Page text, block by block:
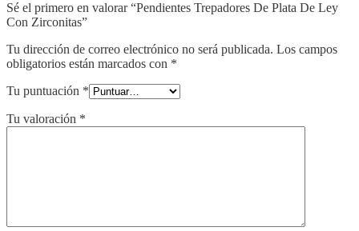
Sé el primero en valorar “Pendientes Trepadores De Plata De Ley
Con Zirconitas”
Tu dirección de correo electrónico no será publicada. Los campos
obligatorios están marcados con *
Tu puntuación *
Tu valoración *